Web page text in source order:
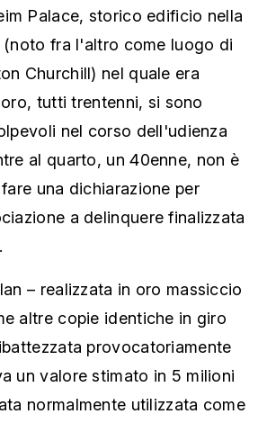
Palace, storico edificio nella
(noto fra l'altro come luogo di
Churchill) nel quale era
tutti trentenni, si sono
nel corso dell'udienza
al quarto, un 40enne, non è
una dichiarazione per
a delinquere finalizzata
– realizzata in oro massiccio
altre copie identiche in giro
provocatoriamente
un valore stimato in 5 milioni
normalmente utilizzata come